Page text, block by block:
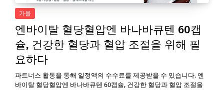
가을
엔바이탈 혈당혈압엔 바나바큐텐 60캡
슐, 건강한 혈당과 혈압 조절을 위해 필
요하다
파트너스 활동을 통해 일정액의 수수료를 제공받을 수 있습니다. 엔
바이탈 혈당혈압엔 바나바큐텐 60캡슐, 건강한 혈당과 혈압 조절을